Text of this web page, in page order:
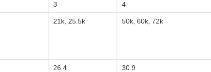
3 4
21k, 25.5k 50k, 60k, 72k
26.4 30.9